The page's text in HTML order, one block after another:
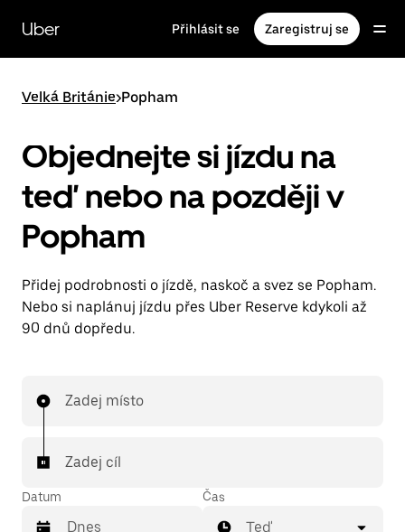
hlavní
obsah
Uber Přihlásit se Zaregistruj se
Velká Británie>Popham
Objednejte si jízdu na
teď nebo na později v
Popham
Přidej podrobnosti o jízdě, naskoč a svez se Popham.
Nebo si naplánuj jízdu přes Uber Reserve kdykoli až
90 dnů dopředu.
Zadej místo
Zadej cíl
Datum Čas
Teď